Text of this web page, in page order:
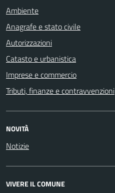
Ambiente
Anagrafe e stato civile
Autorizzazioni
Catasto e urbanistica
Imprese e commercio
Tributi, finanze e contravvenzioni
NOVITÀ
Notizie
VIVERE IL COMUNE